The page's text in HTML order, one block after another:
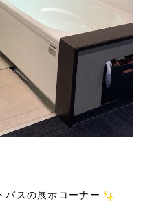
バスの展示コーナー